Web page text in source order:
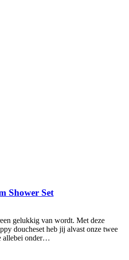
Shower Set
gelukkig van wordt. Met deze
doucheset heb jij alvast onze twee
allebei onder…